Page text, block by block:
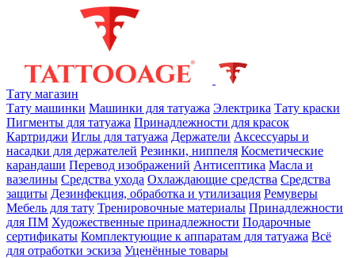
Тату магазин
Тату машинки Машинки для татуажа Электрика Тату краски
Пигменты для татуажа Принадлежности для красок
Картриджи Иглы для татуажа Держатели Аксессуары и
насадки для держателей Резинки, ниппеля Косметические
карандаши Перевод изображений Антисептика Масла и
вазелины Средства ухода Охлаждающие средства Средства
защиты Дезинфекция, обработка и утилизация Ремуверы
Мебель для тату Тренировочные материалы Принадлежности
для ПМ Художественные принадлежности Подарочные
сертификаты Комплектующие к аппаратам для татуажа Всё
для отработки эскиза Уценённые товары